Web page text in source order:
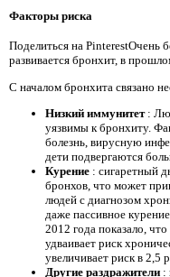
Факторы риска
Поделиться на PinterestОчень
развивается бронхит, в
С началом бронхита связано
Низкий иммунитет :
уязвимы к бронхиту.
болезнь, вирусную
дети подвергаются
Курение : сигаретный
бронхов, что может
людей с диагнозом
даже пассивное
2012 года показало,
удваивает риск
увеличивает риск в 2,5
Другие раздражители :